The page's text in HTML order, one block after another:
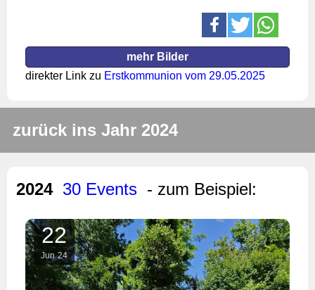
mehr Bilder
direkter Link zu Erstkommunion vom 29.05.2025
zurück ins Jahr 2024
2024 30 Events - zum Beispiel:
22
Jun 24